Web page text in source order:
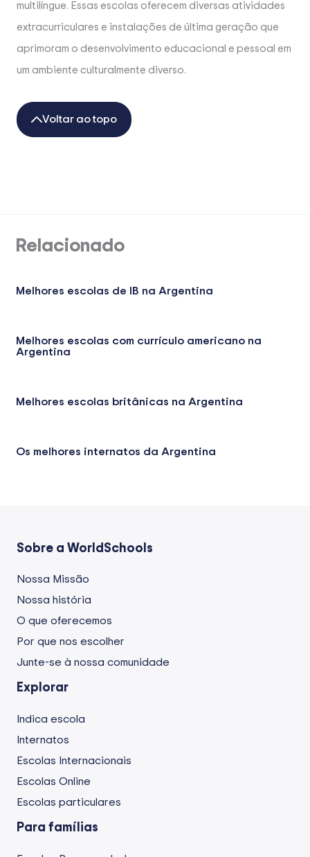
multilíngue. Essas escolas oferecem diversas atividades
extracurriculares e instalações de última geração que
aprimoram o desenvolvimento educacional e pessoal em
um ambiente culturalmente diverso.
Voltar ao topo
Relacionado
Melhores escolas de IB na Argentina
Melhores escolas com currículo americano na
Argentina
Melhores escolas britânicas na Argentina
Os melhores internatos da Argentina
Sobre a WorldSchools
Nossa Missão
Nossa história
O que oferecemos
Por que nos escolher
Junte-se à nossa comunidade
Explorar
Indica escola
Internatos
Escolas Internacionais
Escolas Online
Escolas particulares
Para famílias